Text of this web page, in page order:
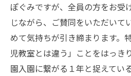
ぽぐみですが、全員の方をお受
じながら、ご賛同をいただいて
めて気持ちが引き締まります。
児教室とは違う」ことをはっき
園入園に繋がる１年と捉えてい